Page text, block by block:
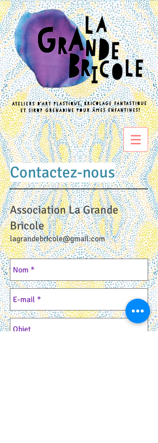
Contactez-nous
Association La Grande
Bricole
lagrandebricole@gmail.com